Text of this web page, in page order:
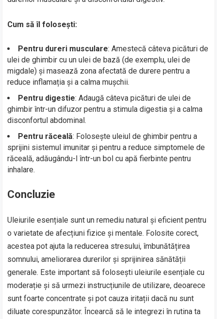
Cum să îl folosești:
Pentru dureri musculare: Amestecă câteva picături de
ulei de ghimbir cu un ulei de bază (de exemplu, ulei de
migdale) și masează zona afectată de durere pentru a
reduce inflamația și a calma mușchii.
Pentru digestie: Adaugă câteva picături de ulei de
ghimbir într-un difuzor pentru a stimula digestia și a calma
disconfortul abdominal.
Pentru răceală: Folosește uleiul de ghimbir pentru a
sprijini sistemul imunitar și pentru a reduce simptomele de
răceală, adăugându-l într-un bol cu apă fierbinte pentru
inhalare.
Concluzie
Uleiurile esențiale sunt un remediu natural și eficient pentru
o varietate de afecțiuni fizice și mentale. Folosite corect,
acestea pot ajuta la reducerea stresului, îmbunătățirea
somnului, ameliorarea durerilor și sprijinirea sănătății
generale. Este important să folosești uleiurile esențiale cu
moderație și să urmezi instrucțiunile de utilizare, deoarece
sunt foarte concentrate și pot cauza iritații dacă nu sunt
diluate corespunzător. Încearcă să le integrezi în rutina ta